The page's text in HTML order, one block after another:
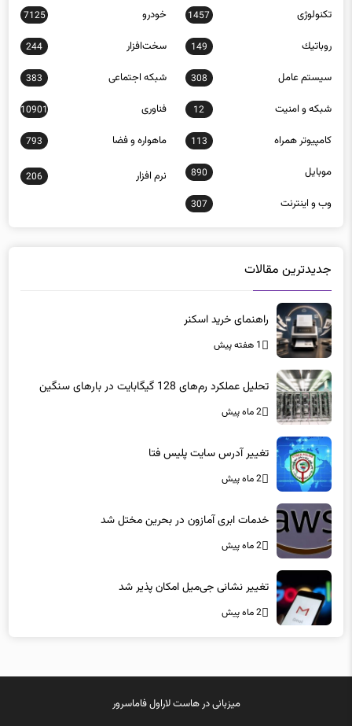
روباتيك 149 سخت‌افزار 244
سيستم عامل 308 شبكه اجتماعی 383
شبكه و امنيت 12 فناوری 10901
كامپيوتر همراه 113 ماهواره و فضا 793
موبايل 890
206
وب و اينترنت 307
راهنمای خرید اسکنر
1 هفته پیش
2 ماه پیش
2 ماه پیش
2 ماه پیش
2 ماه پیش
میزبانی درهاست لاراولفاماسرور